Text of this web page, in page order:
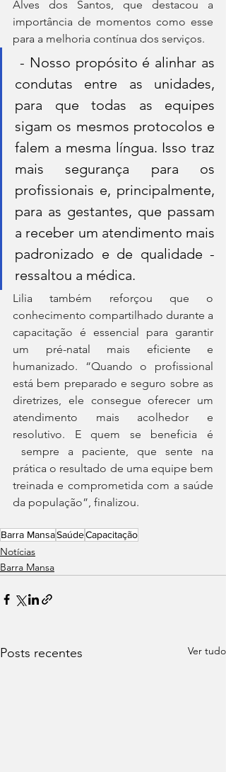
Alves dos Santos, que destacou a
importância de momentos como esse
para a melhoria contínua dos serviços.
- Nosso propósito é alinhar as
condutas entre as unidades,
para que todas as equipes
sigam os mesmos protocolos e
falem a mesma língua. Isso traz
mais segurança para os
profissionais e, principalmente,
para as gestantes, que passam
a receber um atendimento mais
padronizado e de qualidade -
ressaltou a médica.
Lilia também reforçou que o
conhecimento compartilhado durante a
capacitação é essencial para garantir
um pré-natal mais eficiente e
humanizado. “Quando o profissional
está bem preparado e seguro sobre as
diretrizes, ele consegue oferecer um
atendimento mais acolhedor e
resolutivo. E quem se beneficia é
sempre a paciente, que sente na
prática o resultado de uma equipe bem
treinada e comprometida com a saúde
da população”, finalizou.
Barra MansaSaúdeCapacitação
Notícias
Barra Mansa
Posts recentes Ver tudo